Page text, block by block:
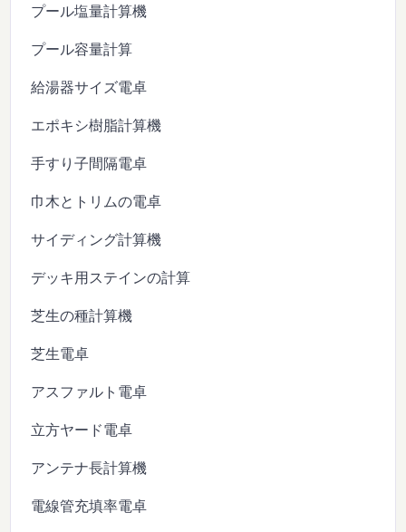
プール塩量計算機
プール容量計算
給湯器サイズ電卓
エポキシ樹脂計算機
手すり子間隔電卓
巾木とトリムの電卓
サイディング計算機
デッキ用ステインの計算
芝生の種計算機
芝生電卓
アスファルト電卓
立方ヤード電卓
アンテナ長計算機
電線管充填率電卓